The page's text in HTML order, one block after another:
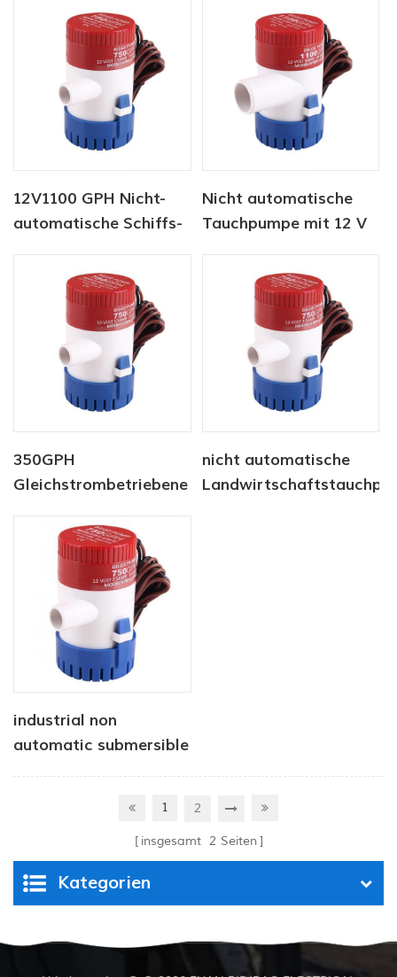
12V1100 GPH Nicht-
automatische Schiffs-
Nicht automatische
Tauchpumpe mit 12 V
350GPH
Gleichstrombetriebene
Bilgenpumpe
nicht automatische
industrial non
automatic submersible
1 2
insgesamt 2 Seiten
Kategorien